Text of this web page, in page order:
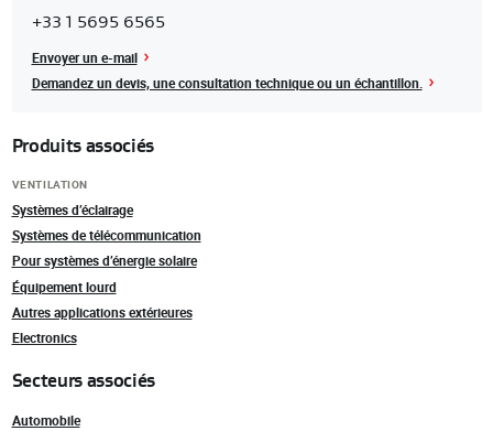
France
+33 1 5695 6565
Envoyer un e-mail
Demandez un devis, une consultation technique ou un échantillon.
Produits associés
VENTILATION
Systèmes d’éclairage
Systèmes de télécommunication
Pour systèmes d’énergie solaire
Équipement lourd
Autres applications extérieures
Electronics
Secteurs associés
Automobile